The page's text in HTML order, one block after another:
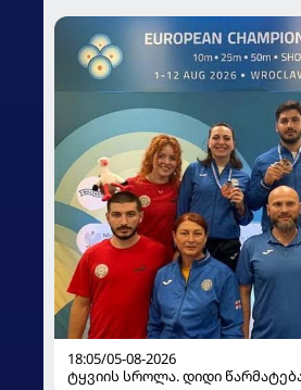
18:05/05-08-2026
ტყვიის სროლა. დიდი